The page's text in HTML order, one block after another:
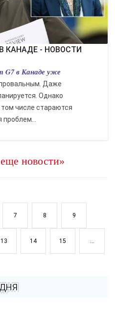
в Канаде уже
Даже
Однако
числе стараются
новости»
7 8 9
13 14 15 ...